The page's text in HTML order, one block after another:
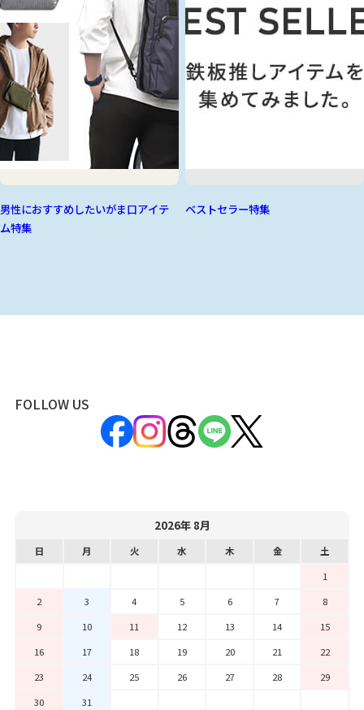
男性におすすめしたいがま口アイテ
ム特集
ベストセラー特集
FOLLOW US
2026年 8月
日 月 火 水 木 金
土
1
2
3 4 5 6 7
8
9
10 11 12 13 14
15
16
17 18 19 20 21
22
23
24 25 26 27 28
29
30
31